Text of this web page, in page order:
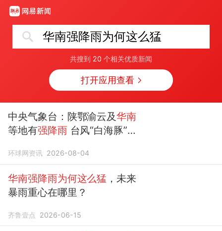
华南强降雨为何这么猛
共搜到 20 个相关优质新闻
打开应用查看
中央气象台：陕鄂渝云及华南
等地有强降雨台风“白海豚”继
环球网资讯 2026-08-04
华南强降雨为何这么猛 ，未来
暴雨重心在哪里？
齐鲁壹点 2026-06-15